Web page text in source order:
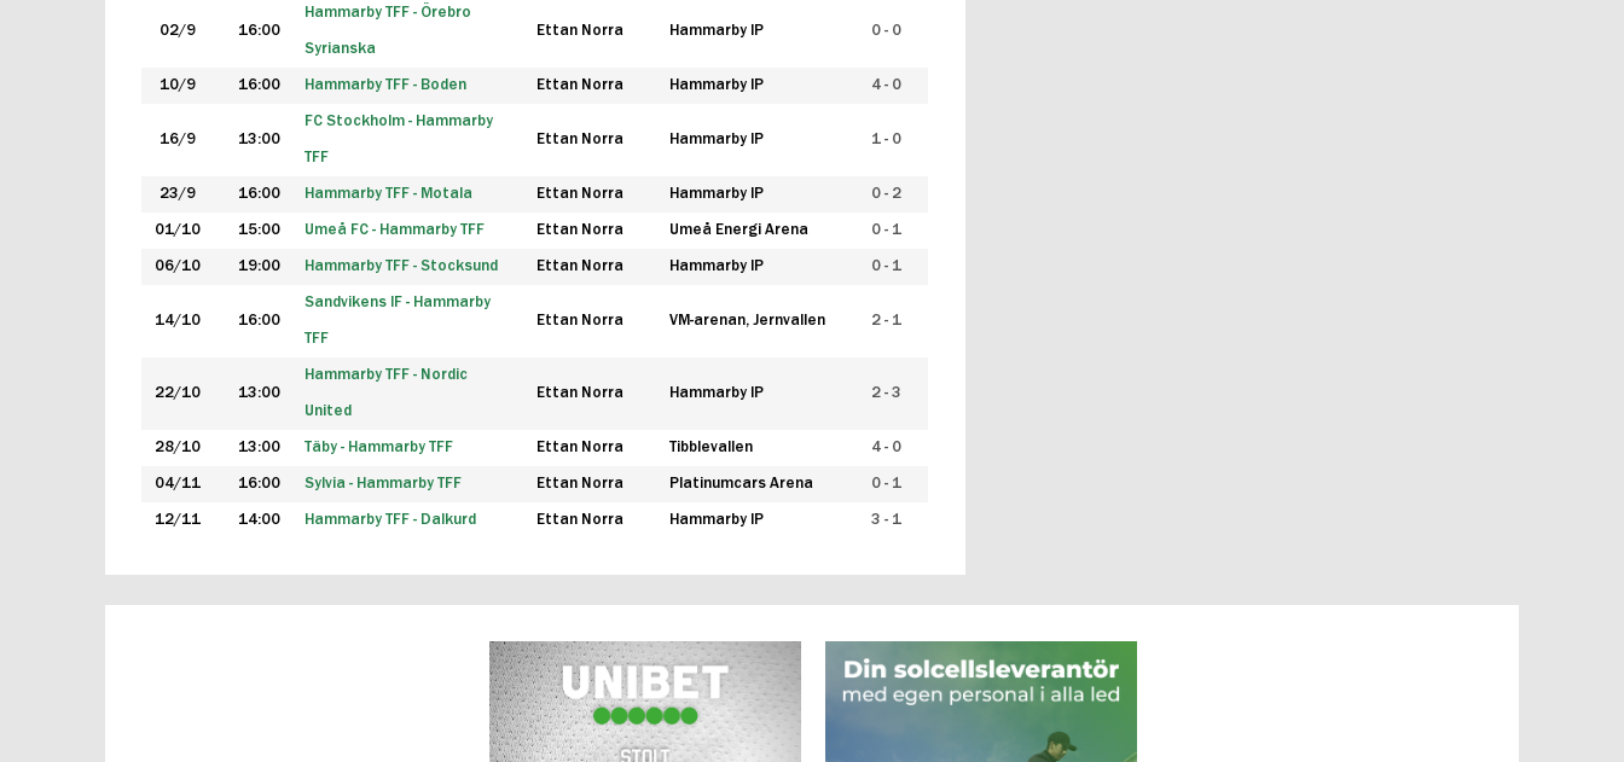
02/9 16:00
Hammarby TFF - Örebro
Syrianska
Ettan Norra Hammarby IP 0 - 0
10/9 16:00 Hammarby TFF - Boden Ettan Norra Hammarby IP 4 - 0
16/9 13:00
FC Stockholm - Hammarby
TFF
Ettan Norra Hammarby IP 1 - 0
23/9 16:00 Hammarby TFF - Motala Ettan Norra Hammarby IP 0 - 2
01/10 15:00 Umeå FC - Hammarby TFF Ettan Norra Umeå Energi Arena 0 - 1
06/10 19:00 Hammarby TFF - Stocksund Ettan Norra Hammarby IP 0 - 1
14/10 16:00
Sandvikens IF - Hammarby
TFF
Ettan Norra VM-arenan, Jernvallen 2 - 1
22/10 13:00
Hammarby TFF - Nordic
United
Ettan Norra Hammarby IP 2 - 3
28/10 13:00 Täby - Hammarby TFF Ettan Norra Tibblevallen 4 - 0
04/11 16:00 Sylvia - Hammarby TFF Ettan Norra Platinumcars Arena 0 - 1
12/11 14:00 Hammarby TFF - Dalkurd Ettan Norra Hammarby IP 3 - 1